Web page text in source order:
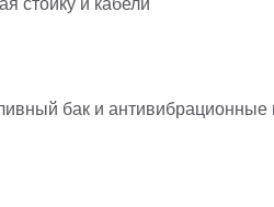
бак и антивибрационные